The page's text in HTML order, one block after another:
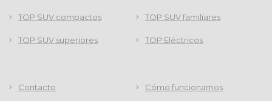
TOP SUV compactos TOP SUV familiares
TOP SUV superiores TOP Eléctricos
Contacto Cómo funcionamos